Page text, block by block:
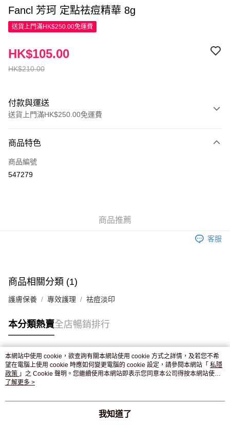
Fancl 芳珂 定點祛痘精華 8g
送貨上門滿HK$250.00免運費
HK$210.00
HK$105.00
付款與運送
送貨上門滿HK$250.00免運費
信用卡
Apple Pay
付款後門市自取，訂單確認後2-4個工作天到店，7天內取。逾期後
商品特色
商品編號
547279
商品推薦
客服
商品相關分類 (1)
護膚保養 專效護理 祛痘淡印
本分類熱賣全店暢銷排行
熱門標籤
熱銷排行
本網站中使用 cookie，欲查詢有關本網站使用 cookie 方式之詳情，及若您不希
望在電腦上使用 cookie 時應如何變更電腦的 cookie 設定，請參閱本網站「 私隱
政策 」之 Cookie 聲明。您繼續使用本網站即表示您同意本公司得按本網站使用
條款之 Cookie 聲明使用 cookie。
了解更多 >
我知道了